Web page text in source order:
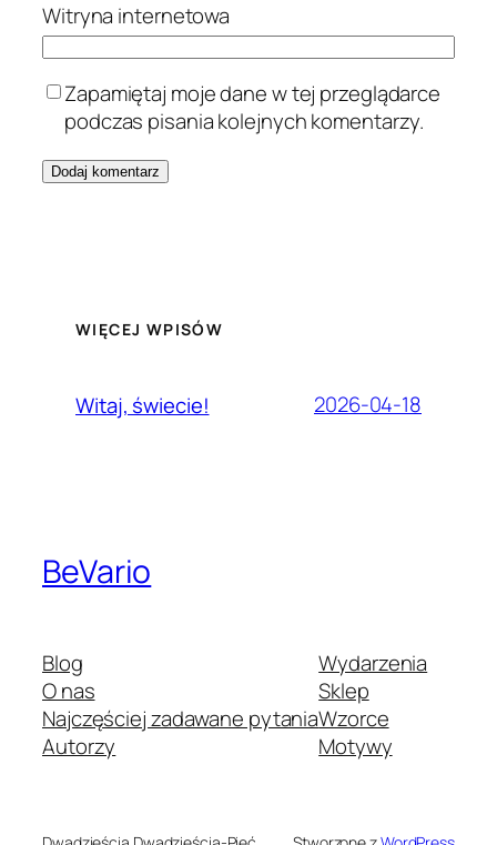
Witryna internetowa
Zapamiętaj moje dane w tej przeglądarce
podczas pisania kolejnych komentarzy.
WIĘCEJ WPISÓW
Witaj, świecie! 2026-04-18
BeVario
Blog
O nas
Najczęściej zadawane pytania
Autorzy
Wydarzenia
Sklep
Wzorce
Motywy